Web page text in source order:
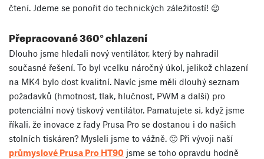
čtení. Jdeme se ponořit do technických záležitostí! 😉
Přepracované 360° chlazení
Dlouho jsme hledali nový ventilátor, který by nahradil
současné řešení. To byl vcelku náročný úkol, jelikož chlazení
na MK4 bylo dost kvalitní. Navíc jsme měli dlouhý seznam
požadavků (hmotnost, tlak, hlučnost, PWM a další) pro
potenciální nový tiskový ventilátor. Pamatujete si, když jsme
říkali, že inovace z řady Prusa Pro se dostanou i do našich
stolních tiskáren? Mysleli jsme to vážně. 🙂 Při vývoji naší
průmyslové Prusa Pro HT90 jsme se toho opravdu hodně